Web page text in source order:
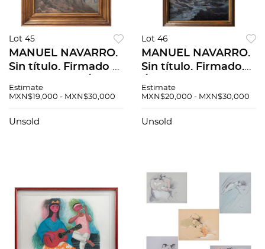
Lot 45
MANUEL NAVARRO.
Sin título. Firmado y
sobre tela. 60 x 50
Estimate
MXN$19,000 - MXN$30,000
Unsold
Lot 46
MANUEL NAVARRO.
Sin título. Firmado.
40 cm
Estimate
MXN$20,000 - MXN$30,000
Unsold